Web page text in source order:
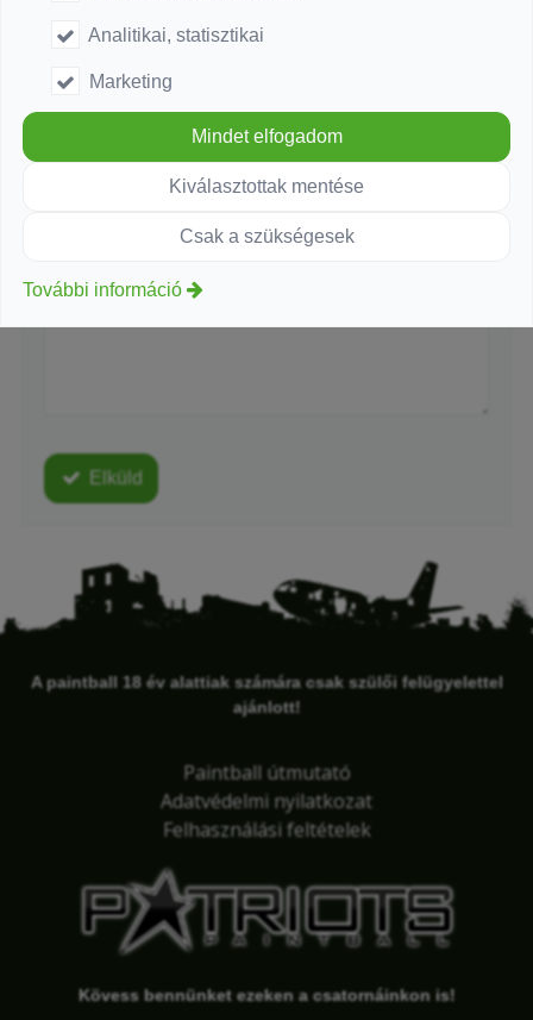
Elküld
A paintball 18 év alattiak számára csak szülői felügyelettel
ajánlott!
Paintball útmutató
Adatvédelmi nyilatkozat
Felhasználási feltételek
Kövess bennünket ezeken a csatornáinkon is!
Analitikai, statisztikai
Marketing
Mindet elfogadom
Kiválasztottak mentése
Csak a szükségesek
További információ